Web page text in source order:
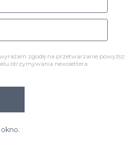
zgodę na przetwarzanie
otrzymywania newslettera.